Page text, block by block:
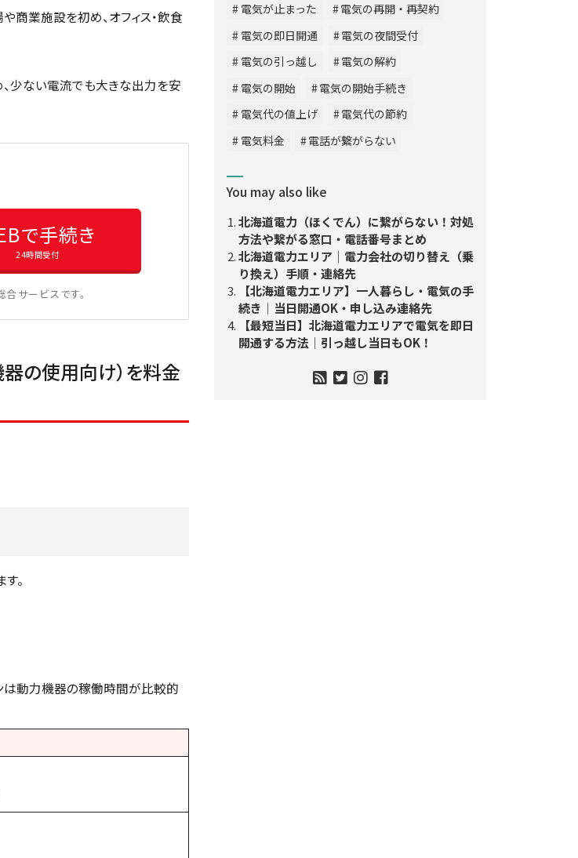
商業施設を初め、オフィス・飲食
、少ない電流でも大きな出力を安
で手続き
24時間受付
サービスです。
の使用向け）を料金
。
は動力機器の稼働時間が比較的
電気が止まった
電気の再開・再契約
電気の即日開通
電気の夜間受付
電気の引っ越し
電気の解約
電気の開始
電気の開始手続き
電気代の値上げ
電気代の節約
電気料金
電話が繋がらない
You may also like
北海道電力（ほくでん）に繋がらない！対処
方法や繋がる窓口・電話番号まとめ
北海道電力エリア｜電力会社の切り替え（乗
り換え）手順・連絡先
【北海道電力エリア】一人暮らし・電気の手
続き｜当日開通OK・申し込み連絡先
【最短当日】北海道電力エリアで電気を即日
開通する方法｜引っ越し当日もOK！